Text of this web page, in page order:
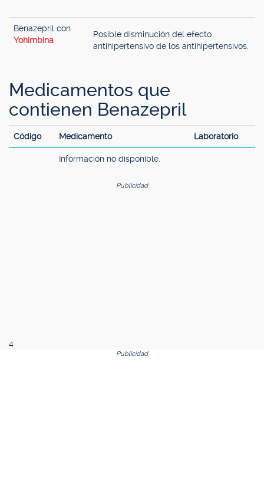
Benazepril con
Yohimbina
Posible disminución del efecto
antihipertensivo de los antihipertensivos.
Medicamentos que
contienen Benazepril
Código Medicamento Laboratorio
Información no disponible.
Publicidad
4
Publicidad